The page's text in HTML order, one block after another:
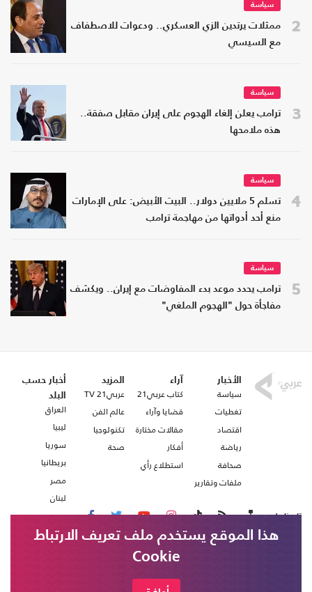
2
سياسة
ممثلات يرتدين الزي العسكري.. ودعوات للاصطفاف
مع السيسي
3
سياسة
ترامب يعلن إلغاء الهجوم على إيران مقابل صفقة..
هذه ملامحها
4
سياسة
تسلم 5 ملايين دولار.. البيت الأبيض: على الإمارات
منع أحد أدواتها من مهاجمة ترامب
5
سياسة
ترامب يحدد موعد بدء المفاوضات مع إيران.. ويكشف
مفاجأة حول "الهجوم الملغي"
الأخبار
سياسة
تغطيات
اقتصاد
رياضة
صحافة
ملفات وتقارير
آراء
كتاب عربي21
قضايا وآراء
مقالات مختارة
أفكار
استطلاع رأي
المزيد
عربي21 TV
عالم الفن
تكنولوجيا
صحة
أخبار حسب
البلد
العراق
ليبيا
سوريا
بريطانيا
مصر
لبنان
تابعنا على
هذا الموقع يستخدم ملف تعريف الارتباط
Cookie